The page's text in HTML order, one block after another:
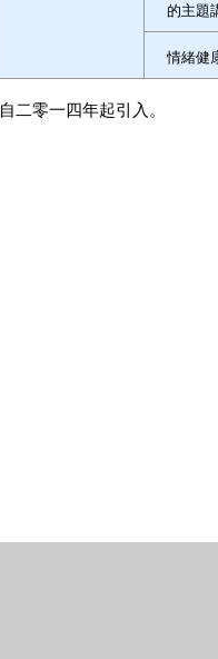
的主題
情緒健
自二零一四年起引入。